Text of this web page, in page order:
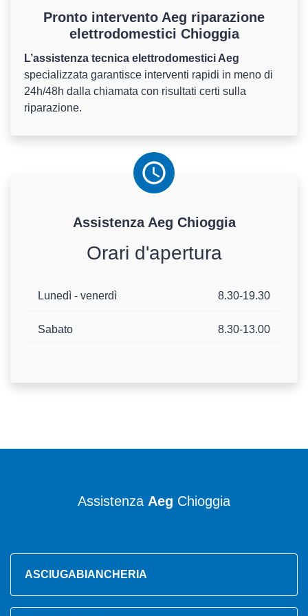
Pronto intervento Aeg riparazione
elettrodomestici Chioggia
L’assistenza tecnica elettrodomestici Aeg
specializzata garantisce interventi rapidi in meno di
24h/48h dalla chiamata con risultati certi sulla
riparazione.
Assistenza Aeg Chioggia
Orari d'apertura
Lunedì - venerdì 8.30-19.30
Sabato 8.30-13.00
Assistenza Aeg Chioggia
ASCIUGABIANCHERIA